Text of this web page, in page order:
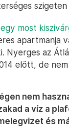
szigeten
egy most
apartmanja
Nyerges az
előtt, de
nem
a víz a
és